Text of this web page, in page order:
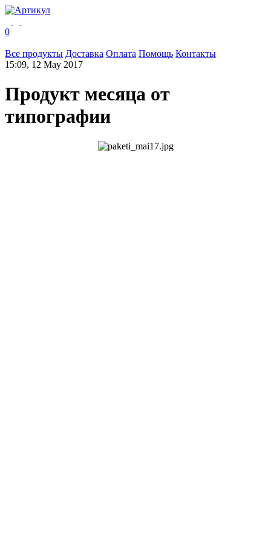
0
Все продукты Доставка Оплата Помощь Контакты
15:09, 12 May 2017
Продукт месяца от
типографии